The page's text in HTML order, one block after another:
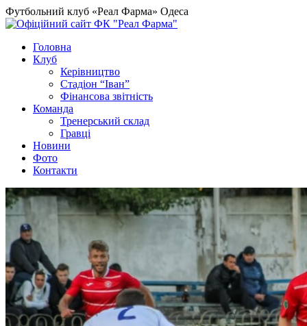
Футбольний клуб «Реал Фарма» Одеса
Головна
Клуб
Керівництво
Стадіон “Іван”
Фінансова звітність
Команда
Тренерський склад
Гравці
Новини
Фото
Контакти